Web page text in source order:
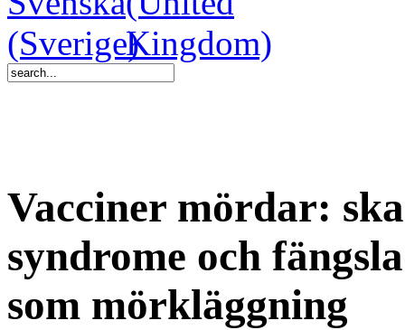
Vacciner mördar:
syndrome och
som mörkläggning